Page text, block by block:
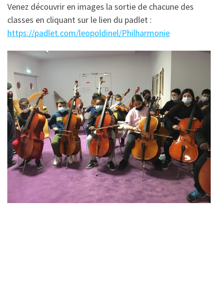
Venez découvrir en images la sortie de chacune des
classes en cliquant sur le lien du padlet :
https://padlet.com/leopoldinel/Philharmonie